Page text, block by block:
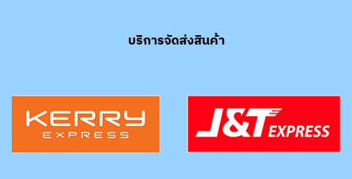
บริการจัดส่งสินค้า